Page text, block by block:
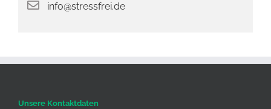
info@stressfrei.de
Unsere Kontaktdaten